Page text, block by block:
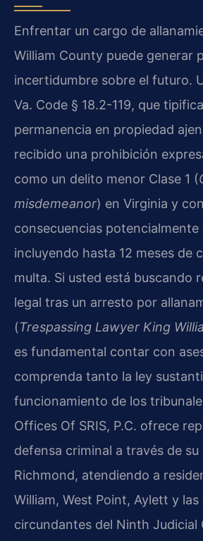
Enfrentar un cargo de
William County puede generar
incertidumbre sobre el futuro.
Va. Code § 18.2-119, que
permanencia en propiedad
recibido una prohibición
como un delito menor Clase 1 (
misdemeanor) en Virginia y
consecuencias potencialmente
incluyendo hasta 12 meses de
multa. Si usted está buscando
legal tras un arresto por
(Trespassing Lawyer King
es fundamental contar con
comprenda tanto la ley
funcionamiento de los
Offices Of SRIS, P.C. ofrece
defensa criminal a través de su
Richmond, atendiendo a
William, West Point, Aylett y
circundantes del Ninth Judicial